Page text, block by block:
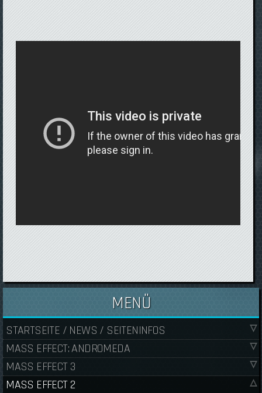
MENÜ
STARTSEITE / NEWS / SEITENINFOS
MASS EFFECT: ANDROMEDA
MASS EFFECT 3
MASS EFFECT 2